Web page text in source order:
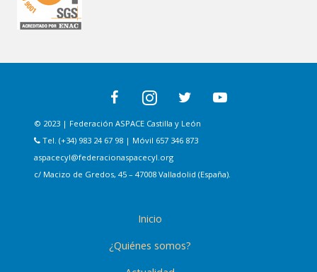
© 2023 | Federación ASPACE Castilla y León
Tel. (+34) 983 24 67 98 | Móvil 657 346 873
aspacecyl@federacionaspacecyl.org
c/ Macizo de Gredos, 45 – 47008 Valladolid (España).
Inicio
¿Quiénes somos?